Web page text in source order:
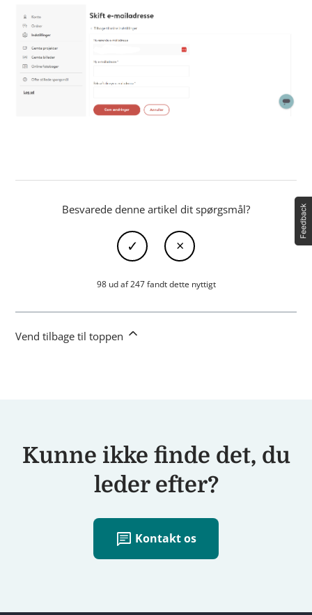
Besvarede denne artikel dit spørgsmål?
98 ud af 247 fandt dette nyttigt
Vend tilbage til toppen
Kunne ikke finde det, du
leder efter?
chat Kontakt os